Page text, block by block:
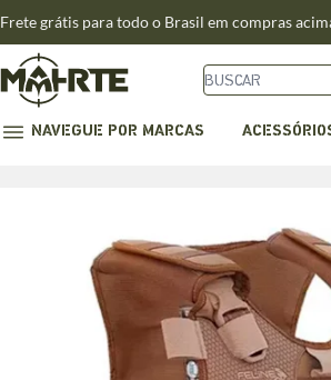
Frete grátis para todo o Brasil em compras
NAVEGUE POR MARCAS